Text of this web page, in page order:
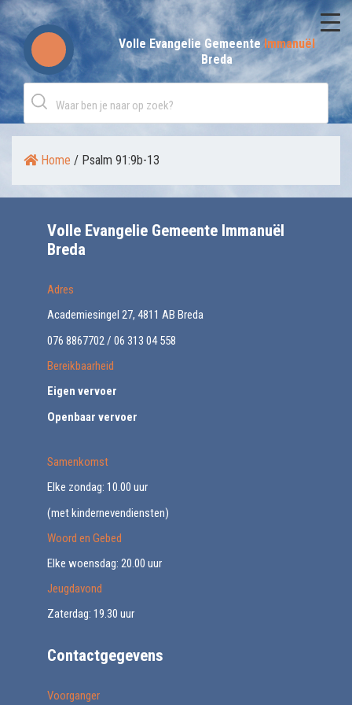
Skip
to
content
Volle Evangelie GemeenteImmanuël
Breda
Home / Psalm 91:9b-13
Volle Evangelie Gemeente Immanuël
Breda
Adres
Academiesingel 27, 4811 AB Breda
076 8867702 / 06 313 04 558
Bereikbaarheid
Eigen vervoer
Openbaar vervoer
Samenkomst
Elke zondag: 10.00 uur
(met kindernevendiensten)
Woord en Gebed
Elke woensdag: 20.00 uur
Jeugdavond
Zaterdag: 19.30 uur
Contactgegevens
Voorganger